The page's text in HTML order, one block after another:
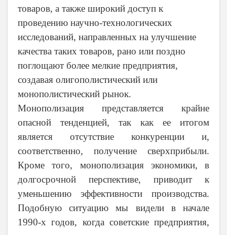
товаров, а также широкий доступ к
проведению научно-технологических
исследований, направленных на улучшение
качества таких товаров, рано или поздно
поглощают более мелкие предприятия,
создавая олигополистический или
монополистический рынок.
Монополизация представляется крайне
опасной тенденцией, так как ее итогом
является отсутствие конкуренции и,
соответственно, получение сверхприбыли.
Кроме того, монополизация экономики, в
долгосрочной перспективе, приводит к
уменьшению эффективности производства.
Подобную ситуацию мы видели в начале
1990-х годов, когда советские предприятия,